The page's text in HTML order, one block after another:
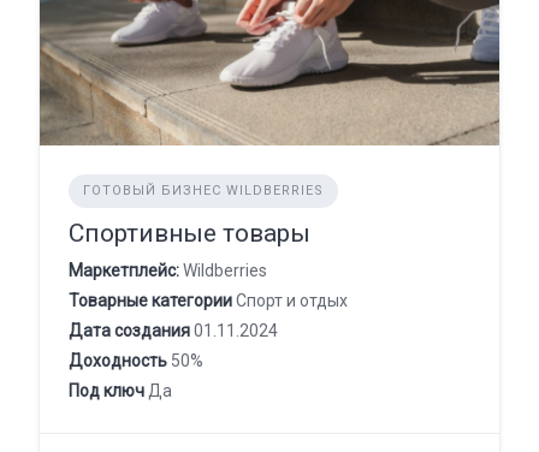
ГОТОВЫЙ БИЗНЕС WILDBERRIES
Спортивные товары
Маркетплейс:Wildberries
Товарные категорииСпорт и отдых
Дата создания01.11.2024
Доходность 50%
Под ключ Да